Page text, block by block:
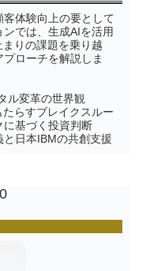
体験向上の要として
では、生成AIを活用
りの課題を乗り越
ローチを解説しま
ル変革の世界観
らすブレイクスルー
に基づく投資判断
日本IBMの共創支援